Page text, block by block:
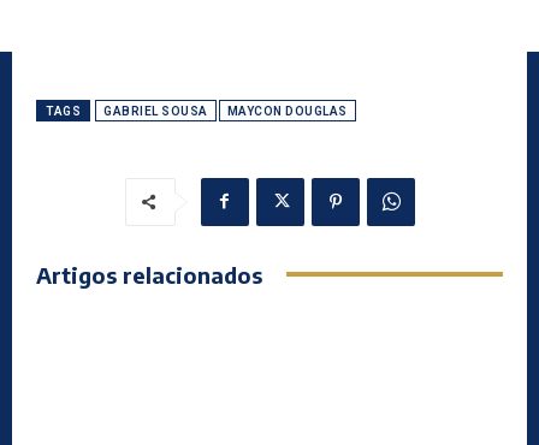
TAGS GABRIEL SOUSA MAYCON DOUGLAS
Artigos relacionados